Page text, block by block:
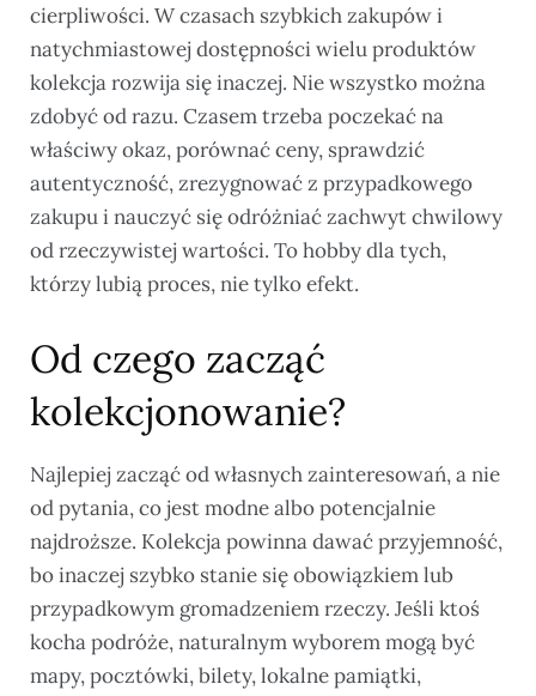
cierpliwości. W czasach szybkich zakupów i
natychmiastowej dostępności wielu produktów
kolekcja rozwija się inaczej. Nie wszystko można
zdobyć od razu. Czasem trzeba poczekać na
właściwy okaz, porównać ceny, sprawdzić
autentyczność, zrezygnować z przypadkowego
zakupu i nauczyć się odróżniać zachwyt chwilowy
od rzeczywistej wartości. To hobby dla tych,
którzy lubią proces, nie tylko efekt.
Od czego zacząć
kolekcjonowanie?
Najlepiej zacząć od własnych zainteresowań, a nie
od pytania, co jest modne albo potencjalnie
najdroższe. Kolekcja powinna dawać przyjemność,
bo inaczej szybko stanie się obowiązkiem lub
przypadkowym gromadzeniem rzeczy. Jeśli ktoś
kocha podróże, naturalnym wyborem mogą być
mapy, pocztówki, bilety, lokalne pamiątki,